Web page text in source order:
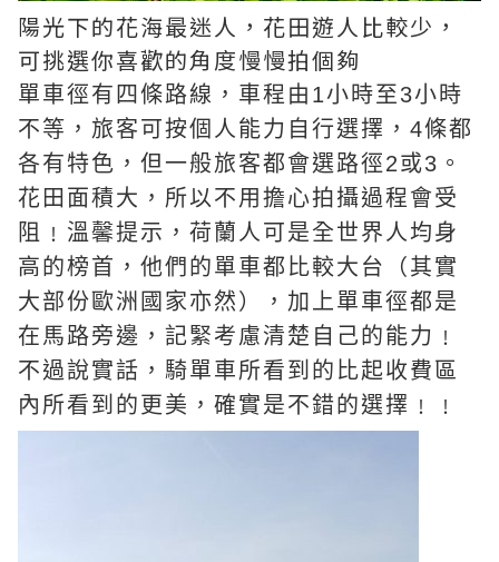
陽光下的花海最迷人，花田遊人比較少，
可挑選你喜歡的角度慢慢拍個夠
單車徑有四條路線，車程由1小時至3小時
不等，旅客可按個人能力自行選擇，4條都
各有特色，但一般旅客都會選路徑2或3。
花田面積大，所以不用擔心拍攝過程會受
阻﹗溫馨提示，荷蘭人可是全世界人均身
高的榜首，他們的單車都比較大台（其實
大部份歐洲國家亦然），加上單車徑都是
在馬路旁邊，記緊考慮清楚自己的能力﹗
不過說實話，騎單車所看到的比起收費區
內所看到的更美，確實是不錯的選擇﹗﹗